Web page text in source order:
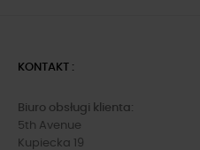
KONTAKT :
Biuro obsługi klienta:
5th Avenue
Kupiecka 19